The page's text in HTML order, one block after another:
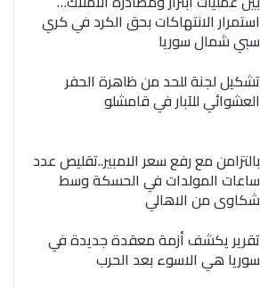
استمرار الانتهاكات بحق الكرد في كري
سبي شمال سوريا
تشكيل لجنة للحد من ظاهرة الحفر
العشوائي للآبار في قامشلو
بالتزامن مع رفع سعر الامبير..تقليص عدد
ساعات المولدات في الحسكة وسط
شكاوى من الاهالي
تقرير يكشف أزمة معقدة جديدة في
سوريا هي الاسوء بعد الحرب